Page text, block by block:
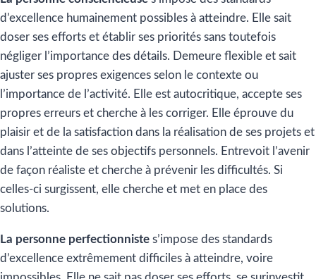
d’excellence humainement possibles à atteindre. Elle sait
doser ses efforts et établir ses priorités sans toutefois
négliger l’importance des détails. Demeure flexible et sait
ajuster ses propres exigences selon le contexte ou
l’importance de l’activité. Elle est autocritique, accepte ses
propres erreurs et cherche à les corriger. Elle éprouve du
plaisir et de la satisfaction dans la réalisation de ses projets et
dans l’atteinte de ses objectifs personnels. Entrevoit l’avenir
de façon réaliste et cherche à prévenir les difficultés. Si
celles-ci surgissent, elle cherche et met en place des
solutions.
La personne perfectionniste s’impose des standards
d’excellence extrêmement difficiles à atteindre, voire